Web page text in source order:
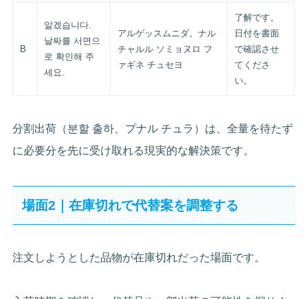
B
알겠습니다.
날짜를 서면으
로 확인해 주
세요.
アルゲッスムニダ。ナル
チャルル ソミョヌロ フ
ァギネ チュセヨ
了解です。
日付を書面
で確認させ
てくださ
い。
分割出荷（분할 출하、プナル チュラ）は、全量を待たず
に必要分を先に受け取れる現実的な解決策です。
場面2｜在庫切れで代替案を調整する
注文しようとした品物が在庫切れだった場面です。